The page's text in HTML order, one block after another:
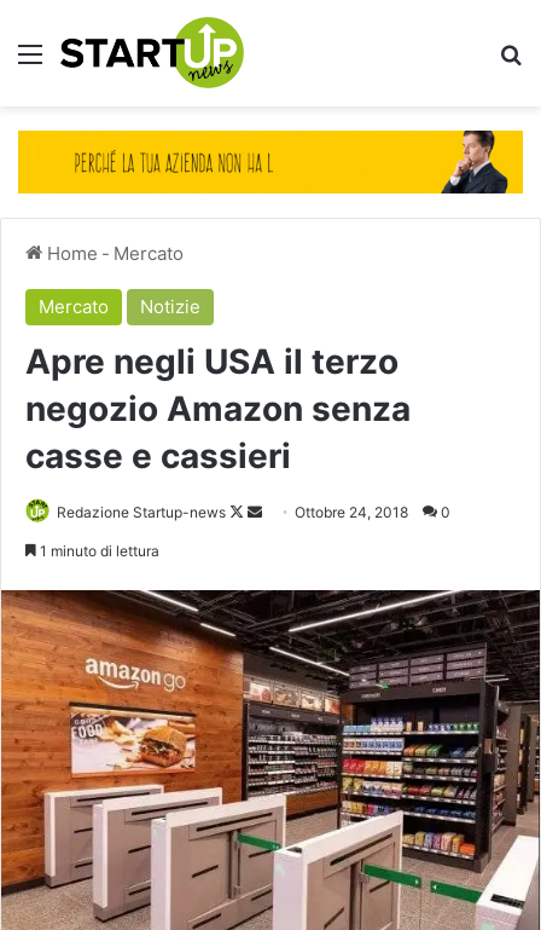
Menu
Home - Mercato
Mercato Notizie
Apre negli USA il terzo
negozio Amazon senza
casse e cassieri
Redazione Startup-news
Follow
Invia Ottobre 24, 2018 0
1 minuto di lettura